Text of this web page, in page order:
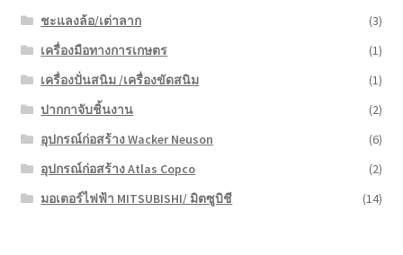
ชะแลงล้อ/เต่าลาก
(3)
เครื่องมือทางการเกษตร
(1)
เครื่องปั่นสนิม /เครื่องขัดสนิม
(1)
ปากกาจับชิ้นงาน
(2)
อุปกรณ์ก่อสร้าง Wacker Neuson
(6)
อุปกรณ์ก่อสร้าง Atlas Copco
(2)
มอเตอร์ไฟฟ้า MITSUBISHI/ มิตซูบิชี
(14)